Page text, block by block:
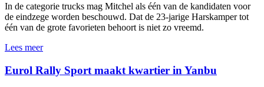
In de categorie trucks mag Mitchel als één van de kandidaten voor
de eindzege worden beschouwd. Dat de 23-jarige Harskamper tot
één van de grote favorieten behoort is niet zo vreemd.
Lees meer
Eurol Rally Sport maakt kwartier in Yanbu